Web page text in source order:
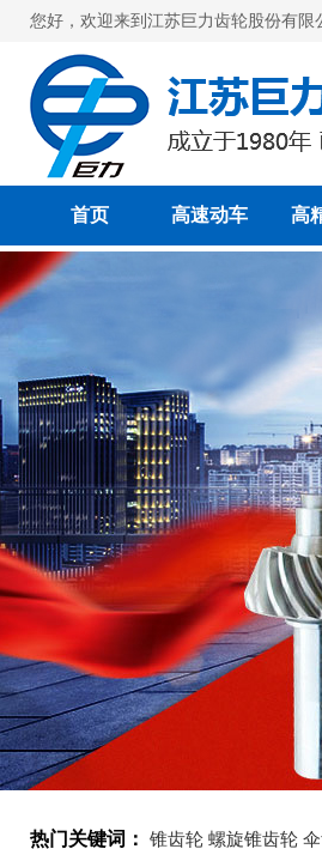
您好，欢迎来到江苏巨力齿轮股份有限
首页 高速动车 高
热门关键词： 锥齿轮 螺旋锥齿轮